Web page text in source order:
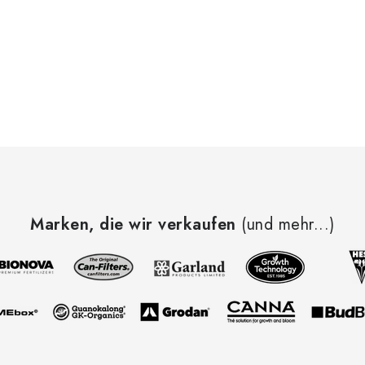
Marken, die wir verkaufen (und mehr...)